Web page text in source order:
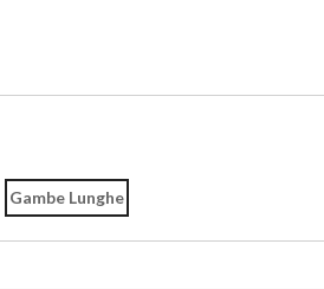
Gambe Lunghe